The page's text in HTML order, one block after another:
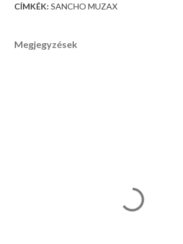
CÍMKÉK: SANCHO MUZAX
Megjegyzések